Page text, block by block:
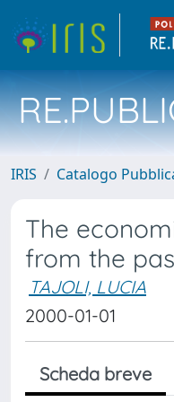
IRIS Catalogo
The
from the
TAJOLI, LUCIA
2000-01-01
Scheda breve